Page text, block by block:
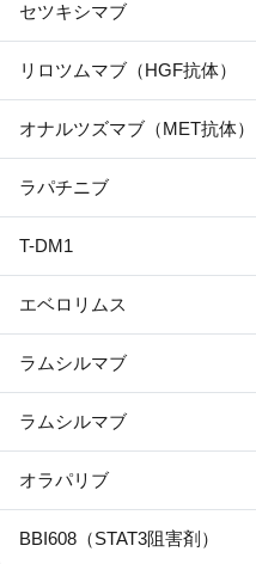
セツキシマブ
リロツムマブ（HGF抗体）
オナルツズマブ（MET抗体）
ラパチニブ
T-DM1
エベロリムス
ラムシルマブ
ラムシルマブ
オラパリブ
BBI608（STAT3阻害剤）